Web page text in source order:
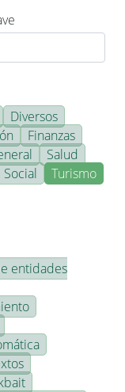
Diversos
Finanzas
Salud
Social
Turismo
entidades